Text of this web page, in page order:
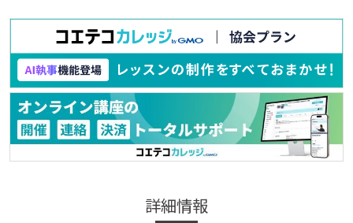
詳細情報